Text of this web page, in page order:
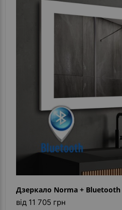
Дзеркало Norma + Bluetooth
від 11 705 грн